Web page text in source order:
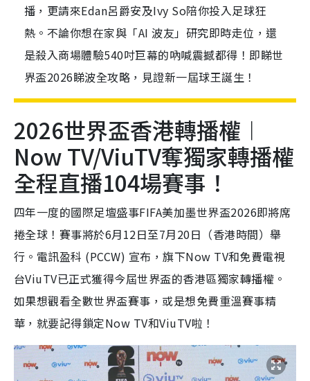
播，更請來Edan呂爵安及Ivy So陪你投入足球狂
熱。不論你想在家與「AI 波友」研究即時走位，還
是殺入商場體驗540吋巨幕的吶喊震撼都得！即睇世
界盃2026睇波全攻略，見證新一屆球王誕生！
2026世界盃香港轉播權︱
Now TV/ViuTV奪獨家轉播權
全程直播104場賽事！
四年一度的國際足壇盛事FIFA美加墨世界盃2026即將席
捲全球！賽事將於6月12日至7月20日（香港時間）舉
行。電訊盈科 (PCCW) 宣布，旗下Now TV和免費電視
台ViuTV已正式獲得今屆世界盃的香港區獨家轉播權。
如果想觀看全數世界盃賽事，或是想免費重溫賽事精
華，就要記得鎖定Now TV和ViuTV啦！